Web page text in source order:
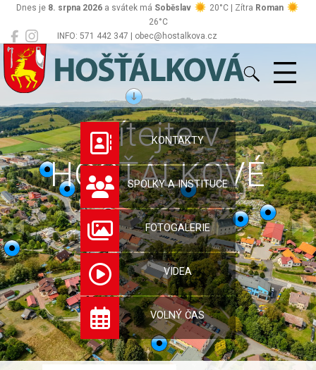
INFO: 571 442 347 | obec@hostalkova.cz
Dnes je 8. srpna 2026 a svátek má Soběslav 20°C | Zítra Roman
26°C
Hošťálková
Vítejte v
HOŠŤÁLKOVÉ
KONTAKTY
SPOLKY A INSTITUCE
FOTOGALERIE
VIDEA
VOLNÝ ČAS